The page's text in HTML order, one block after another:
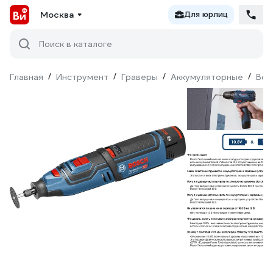
Москва Для юрлиц
Поиск в каталоге
Главная / Инструмент / Граверы / Аккумуляторные /